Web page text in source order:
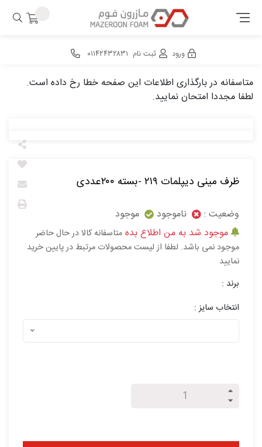
ورود ثبت نام ۰۱۱۴۲۴۳۲۸۳۱
متاسفانه در بارگذاری اطلاعات این صفحه خطا رخ داده است.
لطفا مجددا امتحان نمایید.
ظرف مینی دیپلمات ۲۱۹ -بسته ۲۰۰عددی
وضعیت : ناموجود
موجود
موجود شد به من اطلاع بده متاسفانه کالا در حال حاضر
موجود نمی باشد. لطفا از لیست محصولات مرتبط در پایین خرید
نمایید
برند :
انتخاب سایز :